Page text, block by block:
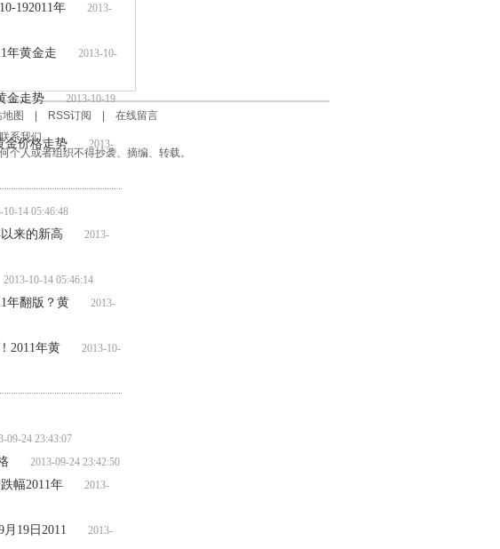
192011年 2013-
年黄金走 2013-10-
金走势2013-10-19
金价格走势 2013-
14 05:46:48
来的新高 2013-
10-14 05:46:14
年翻版？黄 2013-
2011年黄 2013-10-
24 23:43:07
2013-09-24 23:42:50
幅2011年 2013-
19日2011 2013-
地图 RSS订阅
在线留言
系我们。
人或者组织不得抄袭、摘编、转载。